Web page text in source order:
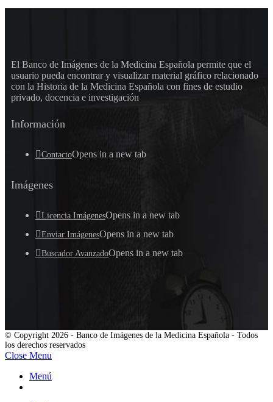
El Banco de Imágenes de la Medicina Española permite que el
usuario pueda encontrar y visualizar material gráfico relacionado
con la Historia de la Medicina Española con fines de estudio
privado, docencia e investigación
Información
ContactoOpens in a new tab
Imágenes
Licencia ImágenesOpens in a new tab
Enviar ImágenesOpens in a new tab
Buscador AvanzadoOpens in a new tab
© Copyright 2026 - Banco de Imágenes de la Medicina Española - Todos
los derechos reservados
Close Menu
Menú